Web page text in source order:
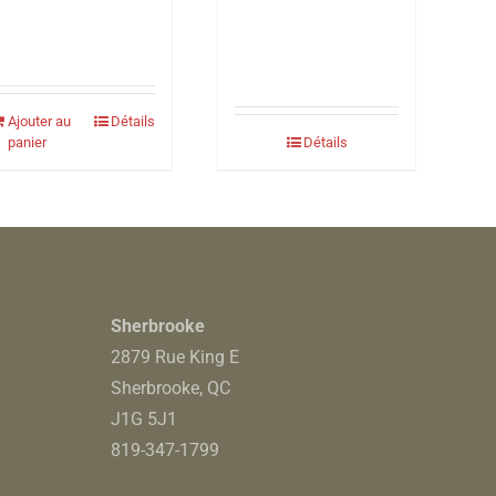
Ajouter au
panier
Détails
Détails
Sherbrooke
2879 Rue King E
Sherbrooke, QC
J1G 5J1
819-347-1799